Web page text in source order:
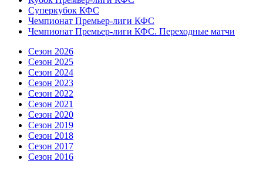
Суперкубок КФС
Чемпионат Премьер-лиги КФС
Чемпионат Премьер-лиги КФС. Переходные матчи
Сезон 2026
Сезон 2025
Сезон 2024
Сезон 2023
Сезон 2022
Сезон 2021
Сезон 2020
Сезон 2019
Сезон 2018
Сезон 2017
Сезон 2016